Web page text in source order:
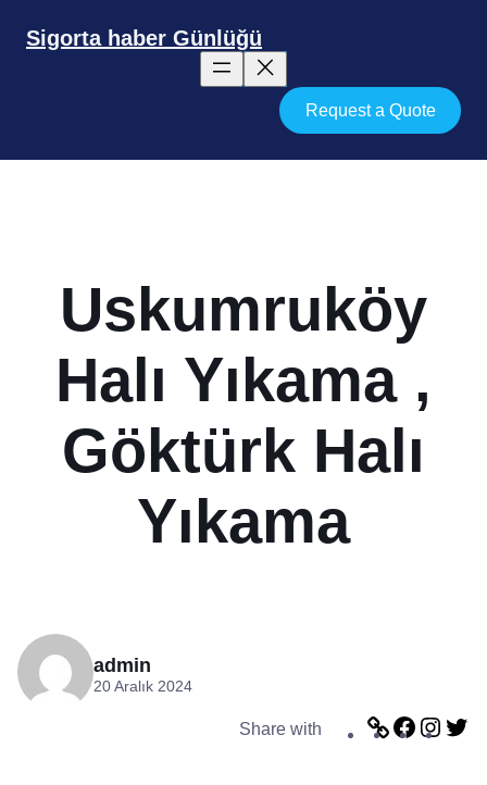
Sigorta haber Günlüğü
Request a Quote
Uskumruköy
Halı Yıkama ,
Göktürk Halı
Yıkama
admin
20 Aralık 2024
Share with
L
F
a
n